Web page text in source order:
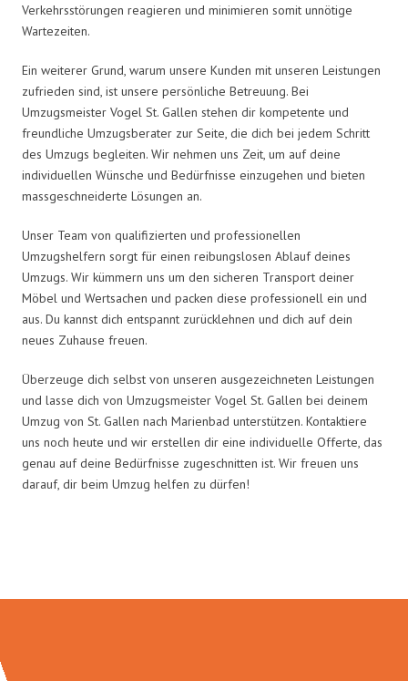
Verkehrsstörungen reagieren und minimieren somit unnötige
Wartezeiten.
Ein weiterer Grund, warum unsere Kunden mit unseren Leistungen
zufrieden sind, ist unsere persönliche Betreuung. Bei
Umzugsmeister Vogel St. Gallen stehen dir kompetente und
freundliche Umzugsberater zur Seite, die dich bei jedem Schritt
des Umzugs begleiten. Wir nehmen uns Zeit, um auf deine
individuellen Wünsche und Bedürfnisse einzugehen und bieten
massgeschneiderte Lösungen an.
Unser Team von qualifizierten und professionellen
Umzugshelfern sorgt für einen reibungslosen Ablauf deines
Umzugs. Wir kümmern uns um den sicheren Transport deiner
Möbel und Wertsachen und packen diese professionell ein und
aus. Du kannst dich entspannt zurücklehnen und dich auf dein
neues Zuhause freuen.
Überzeuge dich selbst von unseren ausgezeichneten Leistungen
und lasse dich von Umzugsmeister Vogel St. Gallen bei deinem
Umzug von St. Gallen nach Marienbad unterstützen. Kontaktiere
uns noch heute und wir erstellen dir eine individuelle Offerte, das
genau auf deine Bedürfnisse zugeschnitten ist. Wir freuen uns
darauf, dir beim Umzug helfen zu dürfen!